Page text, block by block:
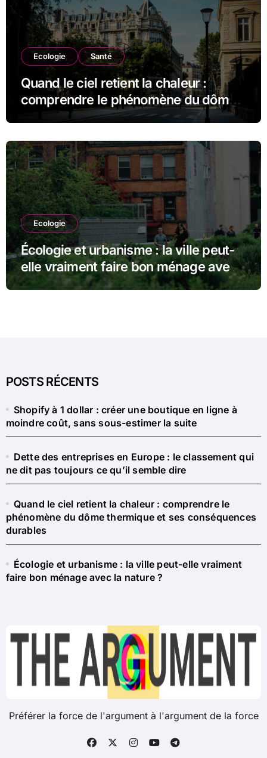
Ecologie Santé
Quand le ciel retient la chaleur :
comprendre le phénomène du dôme
thermique et ses conséquences
Ecologie
Écologie et urbanisme : la ville peut-
elle vraiment faire bon ménage avec
la nature ?
POSTS RÉCENTS
Shopify à 1 dollar : créer une boutique en ligne à
moindre coût, sans sous-estimer la suite
Dette des entreprises en Europe : le classement qui
ne dit pas toujours ce qu’il semble dire
Quand le ciel retient la chaleur : comprendre le
phénomène du dôme thermique et ses conséquences
durables
Écologie et urbanisme : la ville peut-elle vraiment
faire bon ménage avec la nature ?
Préférer la force de l'argument à l'argument de la force